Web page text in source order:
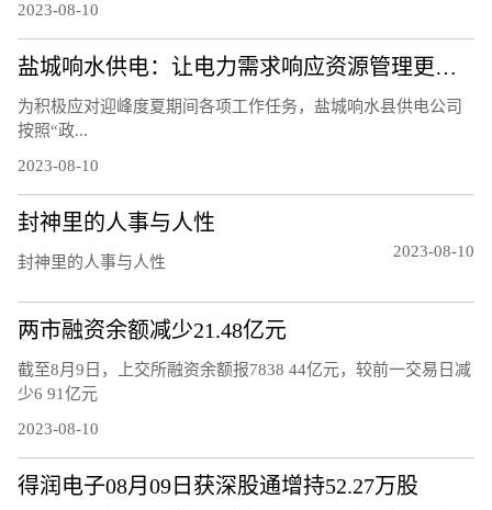
2023-08-10
盐城响水供电：让电力需求响应资源管理更精细
为积极应对迎峰度夏期间各项工作任务，盐城响水县供电公司
按照“政...
2023-08-10
封神里的人事与人性
封神里的人事与人性
2023-08-10
两市融资余额减少21.48亿元
截至8月9日，上交所融资余额报7838 44亿元，较前一交易日减
少6 91亿元
2023-08-10
得润电子08月09日获深股通增持52.27万股